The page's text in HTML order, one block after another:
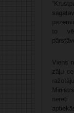
to
Viens
zāļu
nereti